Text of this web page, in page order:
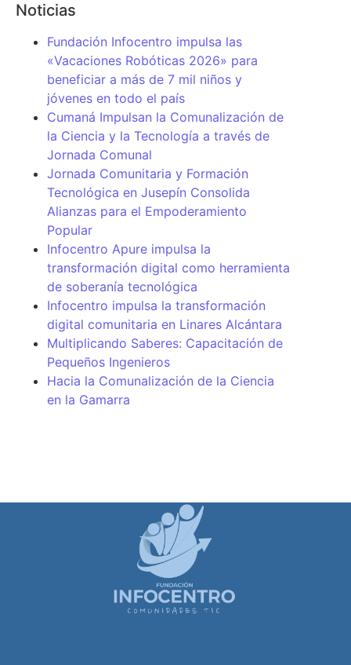
Noticias
Fundación Infocentro impulsa las
«Vacaciones Robóticas 2026» para
beneficiar a más de 7 mil niños y
jóvenes en todo el país
Cumaná Impulsan la Comunalización de
la Ciencia y la Tecnología a través de
Jornada Comunal
Jornada Comunitaria y Formación
Tecnológica en Jusepín Consolida
Alianzas para el Empoderamiento
Popular
Infocentro Apure impulsa la
transformación digital como herramienta
de soberanía tecnológica
Infocentro impulsa la transformación
digital comunitaria en Linares Alcántara
Multiplicando Saberes: Capacitación de
Pequeños Ingenieros
Hacia la Comunalización de la Ciencia
en la Gamarra